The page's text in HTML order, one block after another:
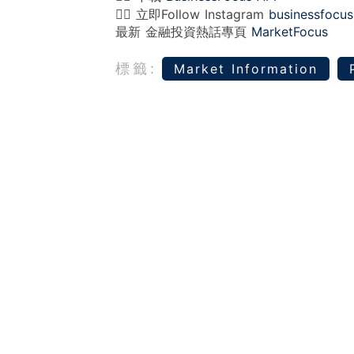
👉🏻 立即Follow Instagram
最新 金融投資熱話專頁 MarketFocus
標籤: Market Information